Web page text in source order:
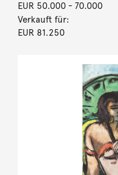
EUR 50.000- 70.000
Verkauft für:
EUR 81.250